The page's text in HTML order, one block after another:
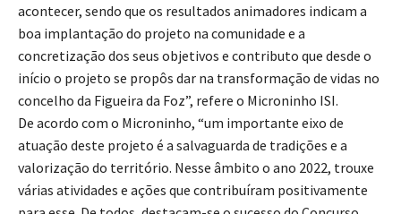
acontecer, sendo que os resultados animadores indicam a
boa implantação do projeto na comunidade e a
concretização dos seus objetivos e contributo que desde o
início o projeto se propôs dar na transformação de vidas no
concelho da Figueira da Foz”, refere o Microninho ISI.
De acordo com o Microninho, “um importante eixo de
atuação deste projeto é a salvaguarda de tradições e a
valorização do território. Nesse âmbito o ano 2022, trouxe
várias atividades e ações que contribuíram positivamente